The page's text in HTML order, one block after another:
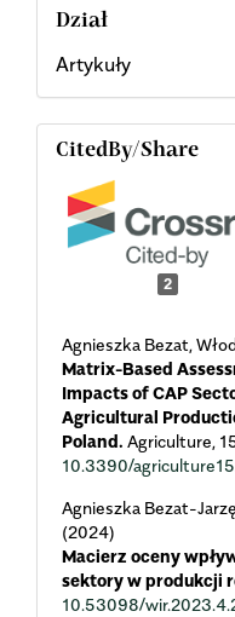
Dział
Artykuły
CitedBy/Share
2
Agnieszka Bezat,
Matrix-Based
Impacts of CAP
Agricultural
Poland. Agriculture,
10.3390/
Agnieszka Bezat-
(2024)
Macierz oceny
sektory w produkcji
10.53098/